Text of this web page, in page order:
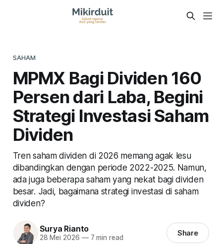
SAHAM
MPMX Bagi Dividen 160
Persen dari Laba, Begini
Strategi Investasi Saham
Dividen
Tren saham dividen di 2026 memang agak lesu
dibandingkan dengan periode 2022-2025. Namun,
ada juga beberapa saham yang nekat bagi dividen
besar. Jadi, bagaimana strategi investasi di saham
dividen?
Surya Rianto
28 Mei 2026 —7 min read Share